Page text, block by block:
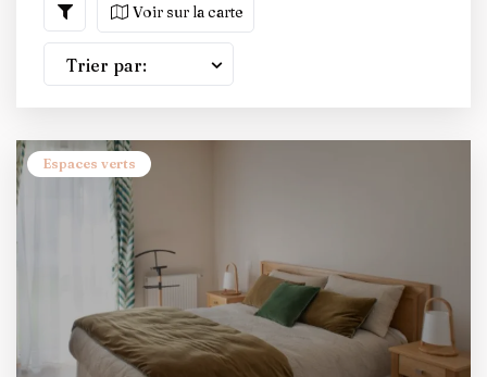
Voir sur la carte
Trier par:
Espaces verts